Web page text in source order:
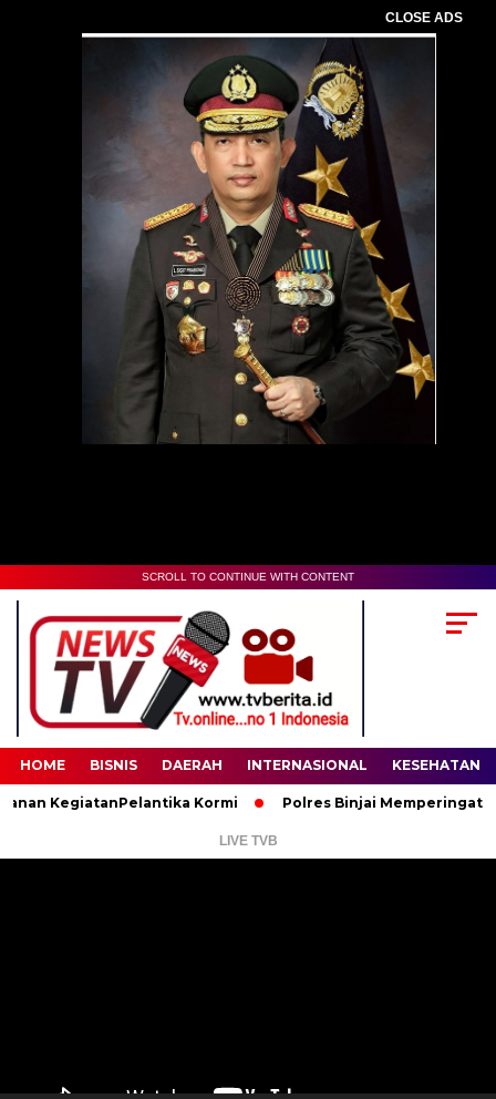
CLOSE ADS
00:00
SCROLL TO CONTINUE WITH CONTENT
HOME BISNIS DAERAH INTERNASIONAL KESEHATAN
Kormi Polres Binjai Memperingati Hari
LIVE TVB